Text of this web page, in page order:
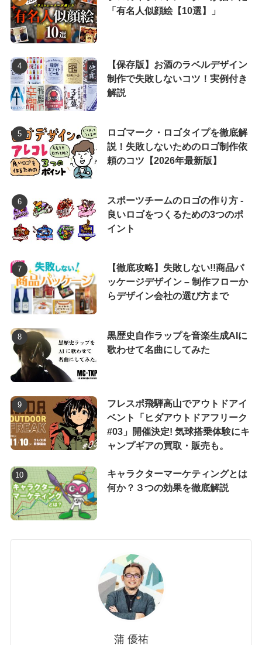
「有名人似顔絵【10選】」
【保存版】お酒のラベルデザイン
制作で失敗しないコツ！実例付き
解説
ロゴマーク・ロゴタイプを徹底解
説！失敗しないためのロゴ制作依
頼のコツ【2026年最新版】
スポーツチームのロゴの作り方 -
良いロゴをつくるための3つのポ
イント
【徹底攻略】失敗しない!!商品パ
ッケージデザイン – 制作フローか
らデザイン会社の選び方まで
黒歴史自作ラップを音楽生成AIに
歌わせて名曲にしてみた
フレスポ飛騨高山でアウトドアイ
ベント「ヒダアウトドアフリーク
#03」開催決定! 気球搭乗体験にキ
ャンプギアの買取・販売も。
キャラクターマーケティングとは
何か？３つの効果を徹底解説
蒲 優祐